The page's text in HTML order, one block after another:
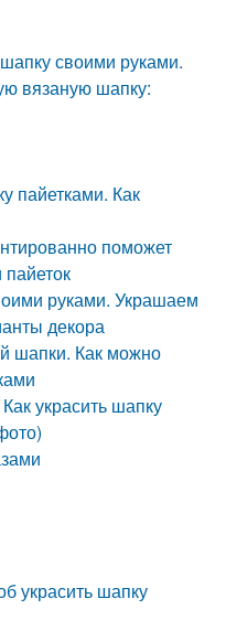
своими руками.
вязаную шапку:
пайетками. Как
поможет
руками. Украшаем
декора
шапки. Как можно
украсить шапку
украсить шапку